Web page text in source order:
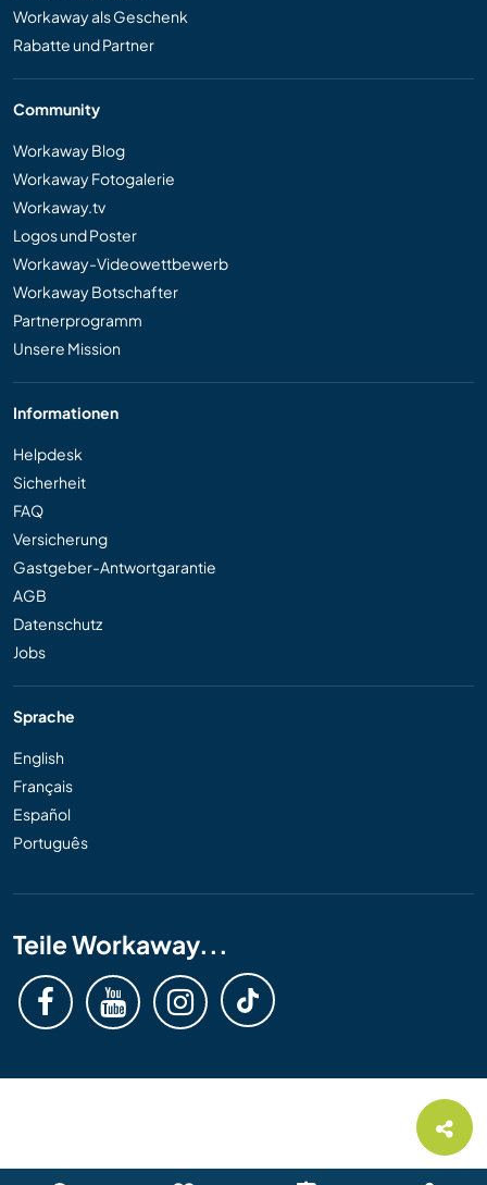
Workaway als Geschenk
Rabatte und Partner
Community
Workaway Blog
Workaway Fotogalerie
Workaway.tv
Logos und Poster
Workaway-Videowettbewerb
Workaway Botschafter
Partnerprogramm
Unsere Mission
Informationen
Helpdesk
Sicherheit
FAQ
Versicherung
Gastgeber-Antwortgarantie
AGB
Datenschutz
Jobs
Sprache
English
Français
Español
Português
Teile Workaway...